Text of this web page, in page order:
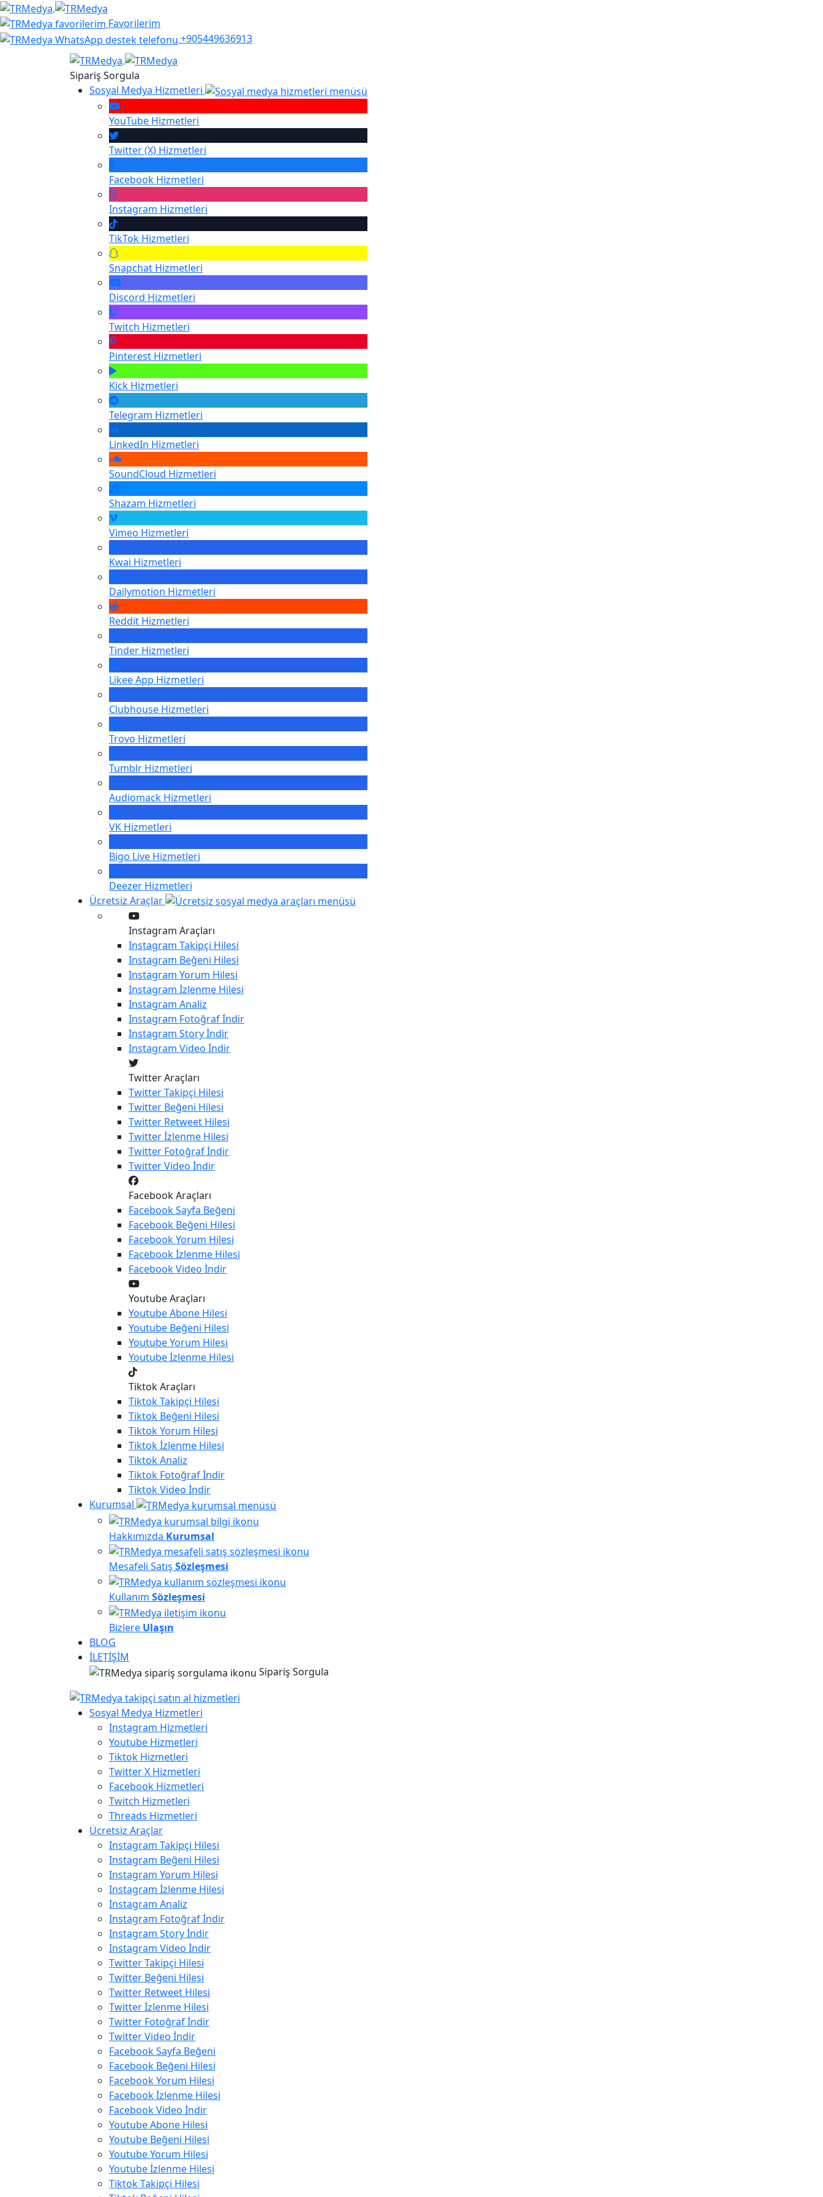
Favorilerim
+905449636913
Sipariş Sorgula
Sosyal Medya Hizmetleri
YouTube Hizmetleri
Twitter (X) Hizmetleri
Facebook Hizmetleri
Instagram Hizmetleri
TikTok Hizmetleri
Snapchat Hizmetleri
Discord Hizmetleri
Twitch Hizmetleri
Pinterest Hizmetleri
Kick Hizmetleri
Telegram Hizmetleri
LinkedIn Hizmetleri
SoundCloud Hizmetleri
Shazam Hizmetleri
Vimeo Hizmetleri
Kwai Hizmetleri
Dailymotion Hizmetleri
Reddit Hizmetleri
Tinder Hizmetleri
Likee App Hizmetleri
Clubhouse Hizmetleri
Trovo Hizmetleri
Tumblr Hizmetleri
Audiomack Hizmetleri
VK Hizmetleri
Bigo Live Hizmetleri
Deezer Hizmetleri
Ücretsiz Araçlar
Instagram Araçları
Instagram Takipçi Hilesi
Instagram Beğeni Hilesi
Instagram Yorum Hilesi
Instagram İzlenme Hilesi
Instagram Analiz
Instagram Fotoğraf İndir
Instagram Story İndir
Instagram Video İndir
Twitter Araçları
TwitterTakipçi Hilesi
Twitter Beğeni Hilesi
Twitter Retweet Hilesi
Twitterİzlenme Hilesi
Twitter Fotoğraf İndir
TwitterVideo İndir
Facebook Araçları
FacebookSayfa Beğeni
Facebook Beğeni Hilesi
FacebookYorum Hilesi
Facebookİzlenme Hilesi
FacebookVideo İndir
Youtube Araçları
YoutubeAbone Hilesi
Youtube Beğeni Hilesi
YoutubeYorum Hilesi
Youtubeİzlenme Hilesi
Tiktok Araçları
TiktokTakipçi Hilesi
Tiktok Beğeni Hilesi
TiktokYorum Hilesi
Tiktokİzlenme Hilesi
TiktokAnaliz
Tiktok Fotoğraf İndir
TiktokVideo İndir
Kurumsal
Hakkımızda Kurumsal
Mesafeli Satış Sözleşmesi
Kullanım Sözleşmesi
Bizlere Ulaşın
BLOG
İLETİŞİM
Sipariş Sorgula
Sosyal Medya Hizmetleri
Instagram Hizmetleri
Youtube Hizmetleri
Tiktok Hizmetleri
Twitter X Hizmetleri
Facebook Hizmetleri
Twitch Hizmetleri
Threads Hizmetleri
Ücretsiz Araçlar
Instagram Takipçi Hilesi
Instagram Beğeni Hilesi
Instagram Yorum Hilesi
Instagram İzlenme Hilesi
Instagram Analiz
Instagram Fotoğraf İndir
Instagram Story İndir
Instagram Video İndir
Twitter Takipçi Hilesi
Twitter Beğeni Hilesi
Twitter Retweet Hilesi
Twitter İzlenme Hilesi
Twitter Fotoğraf İndir
Twitter Video İndir
Facebook Sayfa Beğeni
Facebook Beğeni Hilesi
Facebook Yorum Hilesi
Facebook İzlenme Hilesi
Facebook Video İndir
Youtube Abone Hilesi
Youtube Beğeni Hilesi
Youtube Yorum Hilesi
Youtube İzlenme Hilesi
Tiktok Takipçi Hilesi